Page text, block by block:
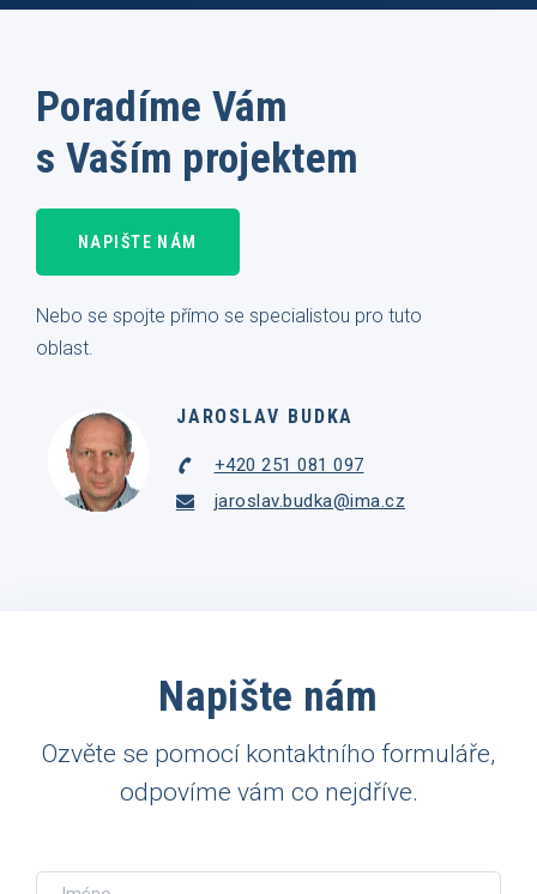
Poradíme Vám
s Vaším projektem
NAPIŠTE NÁM
Nebo se spojte přímo se specialistou pro tuto
oblast.
JAROSLAV BUDKA
+420 251 081 097
jaroslav.budka@ima.cz
Napište nám
Ozvěte se pomocí kontaktního formuláře,
odpovíme vám co nejdříve.